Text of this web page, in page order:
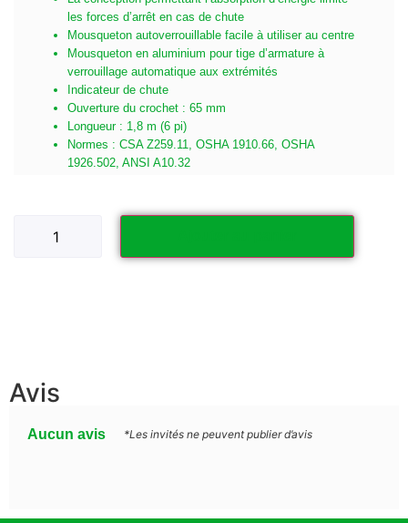
les forces d’arrêt en cas de chute
Mousqueton autoverrouillable facile à utiliser au centre
Mousqueton en aluminium pour tige d’armature à
verrouillage automatique aux extrémités
Indicateur de chute
Ouverture du crochet : 65 mm
Longueur : 1,8 m (6 pi)
Normes : CSA Z259.11, OSHA 1910.66, OSHA
1926.502, ANSI A10.32
Avis
Aucun avis *Les invités ne peuvent publier d’avis